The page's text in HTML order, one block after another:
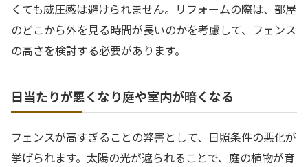
くても威圧感は避けられません。リフォームの際は、部屋
のどこから外を見る時間が長いのかを考慮して、フェンス
の高さを検討する必要があります。
日当たりが悪くなり庭や室内が暗くなる
フェンスが高すぎることの弊害として、日照条件の悪化が
挙げられます。太陽の光が遮られることで、庭の植物が育